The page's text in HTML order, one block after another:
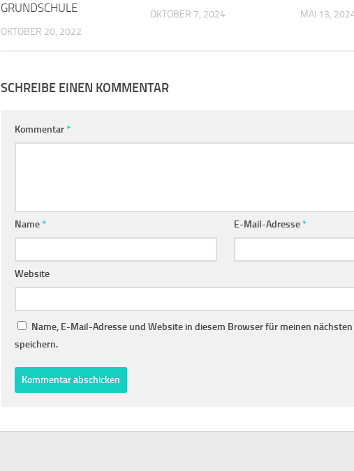
GRUNDSCHULE
OKTOBER 20, 2022
OKTOBER 7, 2024 MAI 13,
SCHREIBE EINEN KOMMENTAR
Kommentar*
Name* E-Mail-Adresse*
Website
Name, E-Mail-Adresse und Website in diesem Browser für meinen
speichern.